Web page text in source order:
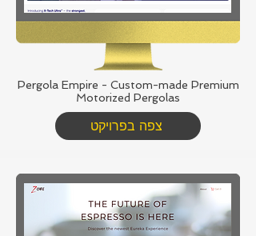
Pergola Empire - Custom-made Premium
Motorized Pergolas
צפה בפרויקט